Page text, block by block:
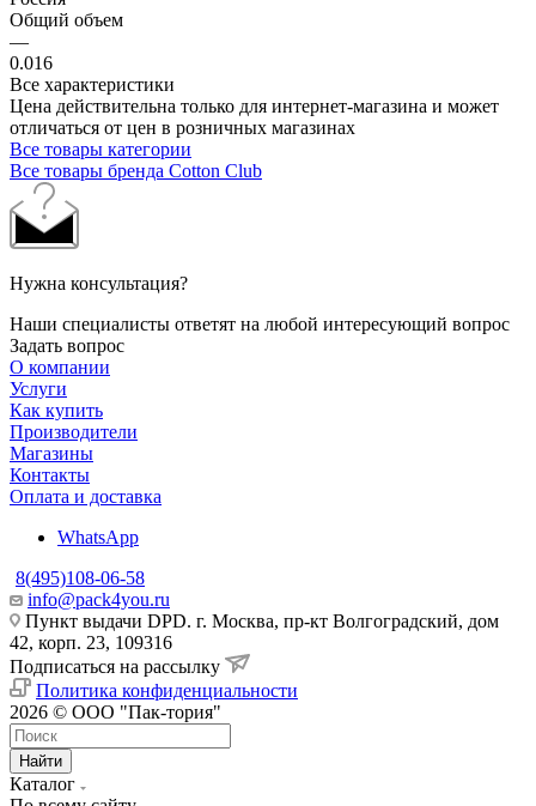
Общий объем
—
0.016
Все характеристики
Цена действительна только для интернет-магазина и может
отличаться от цен в розничных магазинах
Все товары категории
Все товары бренда Cotton Club
Нужна консультация?
Наши специалисты ответят на любой интересующий вопрос
Задать вопрос
О компании
Услуги
Как купить
Производители
Магазины
Контакты
Оплата и доставка
WhatsApp
8(495)108-06-58
info@pack4you.ru
Пункт выдачи DPD. г. Москва, пр-кт Волгоградский, дом
42, корп. 23, 109316
Подписаться на рассылку
Политика конфиденциальности
2026 © ООО "Пак-тория"
Найти
Каталог